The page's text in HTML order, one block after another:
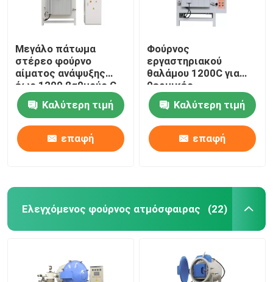
Μεγάλο πάτωμα
στέρεο φούρνο
αίματος ανάψυξης
έως 1200 βαθμούς C
Καλύτερη τιμή
επαφή
Φούρνος
εργαστηριακού
θαλάμου 1200C για
θερμικές
επεξεργασίες
W600xD400xH400mm
Καλύτερη τιμή
επαφή
Ελεγχόμενος φούρνος ατμόσφαιρας (22)